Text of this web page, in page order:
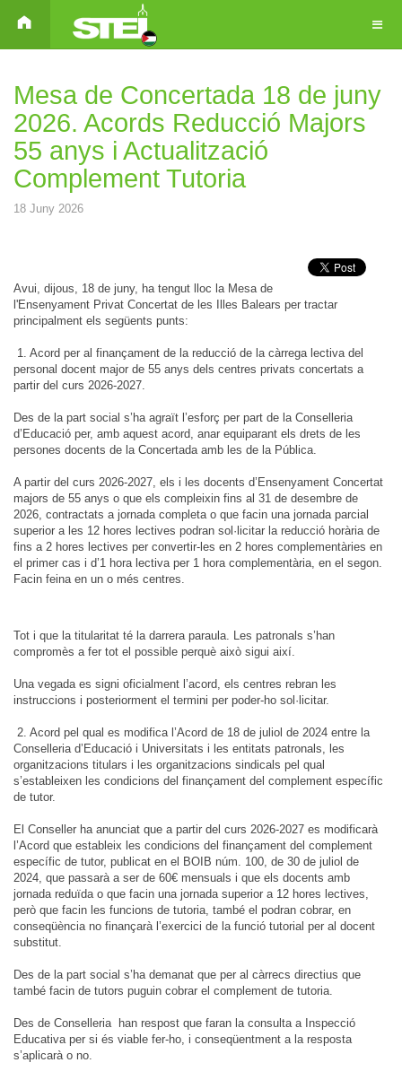
Mesa de Concertada 18 de juny
2026. Acords Reducció Majors
55 anys i Actualització
Complement Tutoria
18 Juny 2026
Avui, dijous, 18 de juny, ha tengut lloc la Mesa de
l'Ensenyament Privat Concertat de les Illes Balears per tractar
principalment els següents punts:
1. Acord per al finançament de la reducció de la càrrega lectiva del
personal docent major de 55 anys dels centres privats concertats a
partir del curs 2026-2027.
Des de la part social s’ha agraït l’esforç per part de la Conselleria
d’Educació per, amb aquest acord, anar equiparant els drets de les
persones docents de la Concertada amb les de la Pública.
A partir del curs 2026-2027, els i les docents d’Ensenyament Concertat
majors de 55 anys o que els compleixin fins al 31 de desembre de
2026, contractats a jornada completa o que facin una jornada parcial
superior a les 12 hores lectives podran sol·licitar la reducció horària de
fins a 2 hores lectives per convertir-les en 2 hores complementàries en
el primer cas i d’1 hora lectiva per 1 hora complementària, en el segon.
Facin feina en un o més centres.
Tot i que la titularitat té la darrera paraula. Les patronals s’han
compromès a fer tot el possible perquè això sigui així.
Una vegada es signi oficialment l’acord, els centres rebran les
instruccions i posteriorment el termini per poder-ho sol·licitar.
2. Acord pel qual es modifica l’Acord de 18 de juliol de 2024 entre la
Conselleria d’Educació i Universitats i les entitats patronals, les
organitzacions titulars i les organitzacions sindicals pel qual
s’estableixen les condicions del finançament del complement específic
de tutor.
El Conseller ha anunciat que a partir del curs 2026-2027 es modificarà
l’Acord que estableix les condicions del finançament del complement
específic de tutor, publicat en el BOIB núm. 100, de 30 de juliol de
2024, que passarà a ser de 60€ mensuals i que els docents amb
jornada reduïda o que facin una jornada superior a 12 hores lectives,
però que facin les funcions de tutoria, també el podran cobrar, en
conseqüència no finançarà l’exercici de la funció tutorial per al docent
substitut.
Des de la part social s’ha demanat que per al càrrecs directius que
també facin de tutors puguin cobrar el complement de tutoria.
Des de Conselleria han respost que faran la consulta a Inspecció
Educativa per si és viable fer-ho, i conseqüentment a la resposta
s’aplicarà o no.